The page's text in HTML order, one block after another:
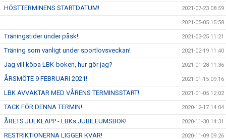
HÖSTTERMINENS STARTDATUM! 2021-07-23 08:59
2021-05-05 15:58
Träningstider under påsk! 2021-03-25 11:21
Träning som vanligt under sportlovsveckan! 2021-02-19 11:40
Jag vill köpa LBK-boken, hur gör jag? 2021-01-28 11:36
ÅRSMÖTE 9 FEBRUARI 2021! 2021-01-15 09:16
LBK AVVAKTAR MED VÅRENS TERMINSSTART! 2021-01-05 12:02
TACK FÖR DENNA TERMIN! 2020-12-17 14:04
ÅRETS JULKLAPP - LBKs JUBILEUMSBOK! 2020-11-30 14:31
RESTRIKTIONERNA LIGGER KVAR! 2020-11-09 09:26